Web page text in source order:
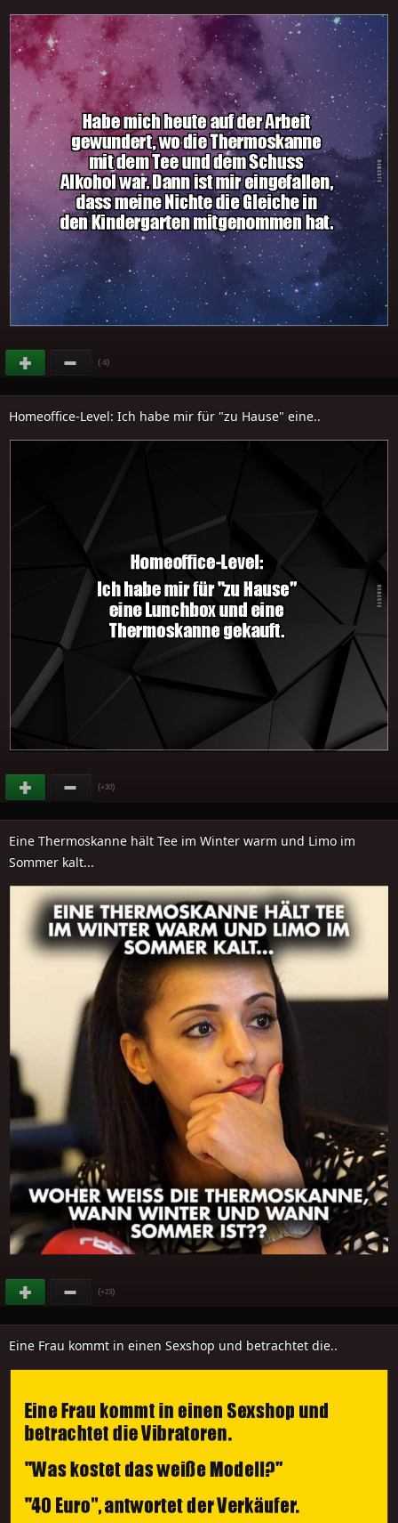
(-6)
Homeoffice-Level: Ich habe mir für "zu Hause" eine..
(+30)
Eine Thermoskanne hält Tee im Winter warm und Limo im
Sommer kalt...
(+23)
Eine Frau kommt in einen Sexshop und betrachtet die..